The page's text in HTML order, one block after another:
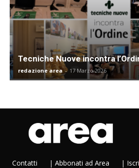
Tecniche Nuove incontra
redazione area - 17 Marzo 2026
Contatti | Abbonati ad Area |